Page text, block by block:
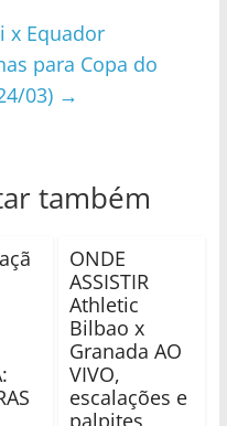
x Equador
para Copa do
03) →
também
ONDE
ASSISTIR
Athletic
Bilbao x
Granada AO
VIVO,
escalações e
palpites